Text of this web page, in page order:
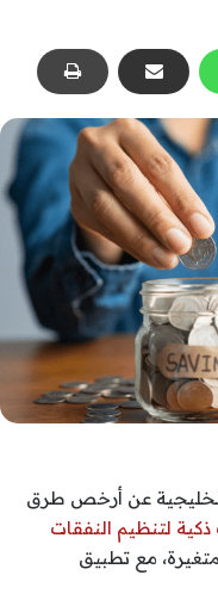
الخليجية عن أرخص طرق
ذكية لتنظيم النفقات
مع تطبيق